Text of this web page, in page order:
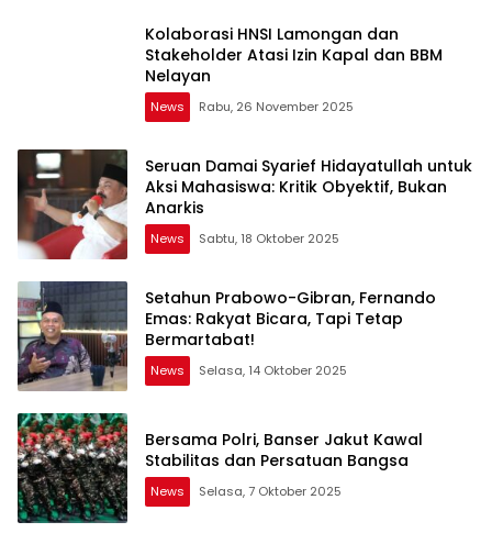
Kolaborasi HNSI Lamongan dan
Stakeholder Atasi Izin Kapal dan BBM
Nelayan
News Rabu, 26 November 2025
Seruan Damai Syarief Hidayatullah untuk
Aksi Mahasiswa: Kritik Obyektif, Bukan
Anarkis
News Sabtu, 18 Oktober 2025
Setahun Prabowo-Gibran, Fernando
Emas: Rakyat Bicara, Tapi Tetap
Bermartabat!
News Selasa, 14 Oktober 2025
Bersama Polri, Banser Jakut Kawal
Stabilitas dan Persatuan Bangsa
News Selasa, 7 Oktober 2025